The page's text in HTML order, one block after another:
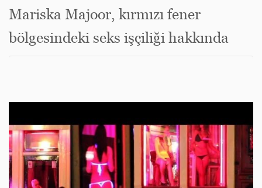
Mariska Majoor, kırmızı fener
bölgesindeki seks işçiliği hakkında